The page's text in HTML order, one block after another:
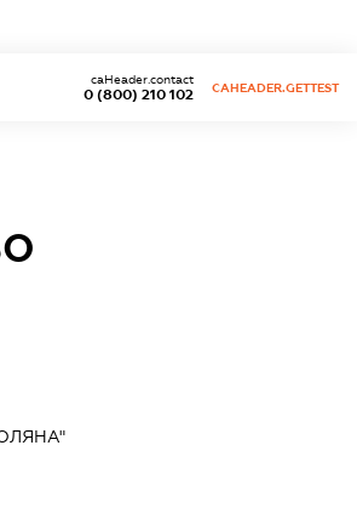
0 (800) 210 102
caHeader.contact
CAHEADER.GETTEST